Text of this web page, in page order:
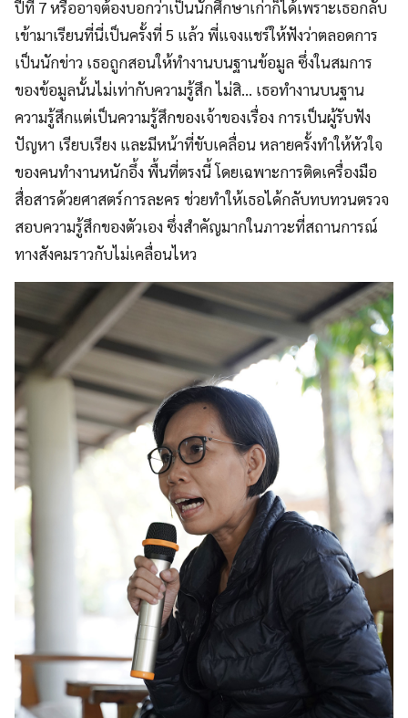
ปีที่ 7 หรืออาจต้องบอกว่าเป็นนักศึกษาเก่าก็ได้เพราะเธอกลับ
เข้ามาเรียนที่นี่เป็นครั้งที่ 5 แล้ว พี่แจงแชร์ให้ฟังว่าตลอดการ
เป็นนักข่าว เธอถูกสอนให้ทำงานบนฐานข้อมูล ซึ่งในสมการ
ของข้อมูลนั้นไม่เท่ากับความรู้สึก ไม่สิ… เธอทำงานบนฐาน
ความรู้สึกแต่เป็นความรู้สึกของเจ้าของเรื่อง การเป็นผู้รับฟัง
ปัญหา เรียบเรียง และมีหน้าที่ขับเคลื่อน หลายครั้งทำให้หัวใจ
ของคนทำงานหนักอึ้ง พื้นที่ตรงนี้ โดยเฉพาะการติดเครื่องมือ
สื่อสารด้วยศาสตร์การละคร ช่วยทำให้เธอได้กลับทบทวนตรวจ
สอบความรู้สึกของตัวเอง ซึ่งสำคัญมากในภาวะที่สถานการณ์
ทางสังคมราวกับไม่เคลื่อนไหว